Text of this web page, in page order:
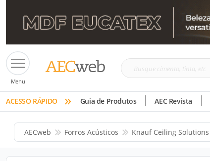
Menu
Busque
tinta,
etc
ACESSO RÁPIDO » Guia de Produtos AEC Revista
AECweb Forros Acústicos Knauf Ceiling Solutions